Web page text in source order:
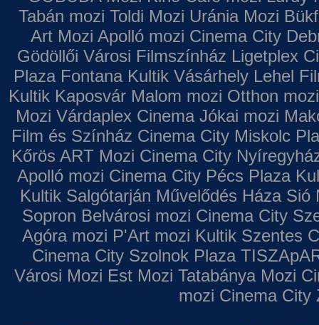
Tabán mozi Toldi Mozi Uránia Mozi
Art Mozi Apolló mozi Cinema City
Gödöllői Városi Filmszínház Ligetplex
Plaza Fontana Kultik Vásárhely Lehel
Kultik Kaposvár Malom mozi Otthon mozi
Mozi Várdaplex Cinema Jókai mozi
Film és Színház Cinema City Miskolc
Kőrös ART Mozi Cinema City
Apolló mozi Cinema City Pécs Plaza
Kultik Salgótarján Művelődés Háza Sió
Sopron Belvárosi mozi Cinema City
Agóra mozi P'Art mozi Kultik Szentes
Cinema City Szolnok Plaza
Városi Mozi Est Mozi Tatabánya Mozi
mozi Cinema City